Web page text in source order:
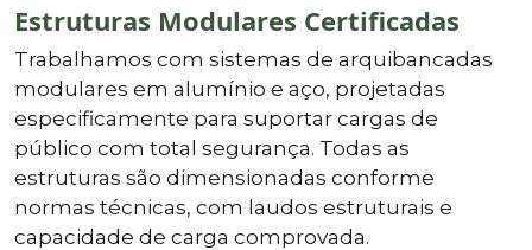
Estruturas Modulares Certificadas
Trabalhamos com sistemas de arquibancadas
modulares em alumínio e aço, projetadas
especificamente para suportar cargas de
público com total segurança. Todas as
estruturas são dimensionadas conforme
normas técnicas, com laudos estruturais e
capacidade de carga comprovada.